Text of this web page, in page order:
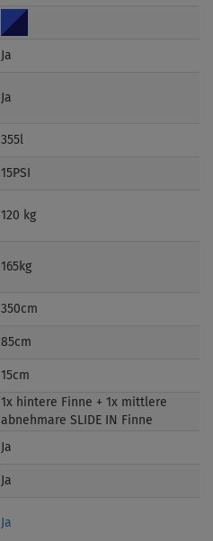
Ja
Ja
355l
15PSI
120 kg
165kg
350cm
85cm
15cm
1x hintere Finne + 1x mittlere
abnehmare SLIDE IN Finne
Ja
Ja
Ja